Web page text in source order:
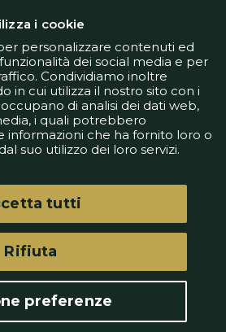
Privacy
Cookie
Tech App
preferenze
un sito di GBO Italy Spa
rappresenta una testata
viene aggiornato senza
periodicità.
i cookie
personalizzare contenuti ed
dei social media e per
Condividiamo inoltre
in cui utilizza il nostro sito con i
di analisi dei dati web,
i quali potrebbero
informazioni che ha fornito loro o
suo utilizzo dei loro servizi.
preferenze
Rifiuta
tutti